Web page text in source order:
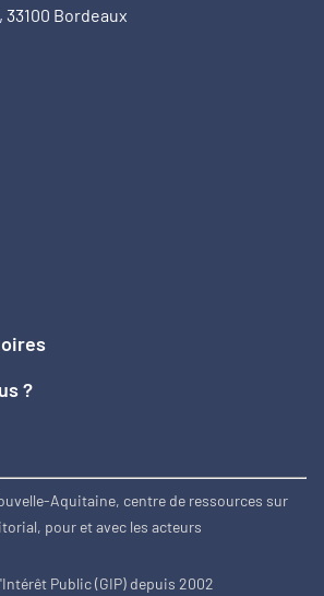
33100 Bordeaux
?
Aquitaine, centre de ressources sur
pour et avec les acteurs
Public (GIP) depuis 2002